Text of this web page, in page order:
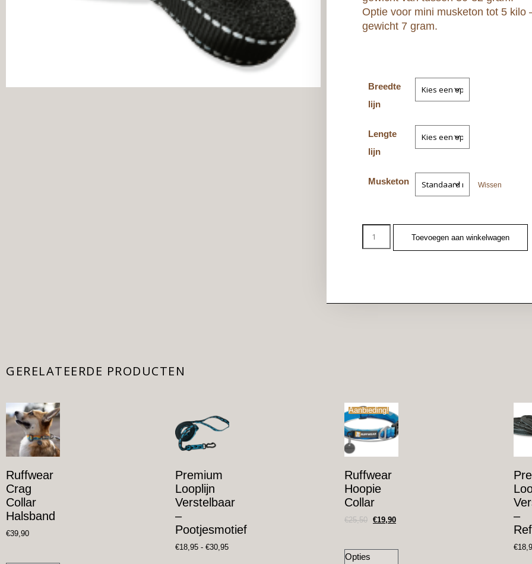
Optie voor mini musketon tot 5 kilo
gewicht 7 gram.
Breedte
lijn
Lengte
lijn
Musketon Wissen
Toevoegen aan winkelwagen
GERELATEERDE PRODUCTEN
Ruffwear
Crag
Collar
Halsband
€39,90
Premium
Looplijn
Verstelbaar
–
Pootjesmotief
€18,95 - €30,95
Aanbieding!
Ruffwear
Hoopie
Collar
€25,50 €19,90
Opties
–
€